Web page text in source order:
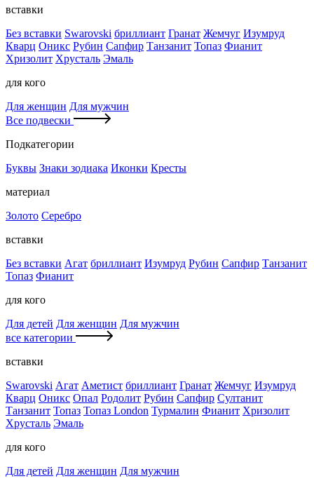
вставки
Без вставки Swarovski бриллиант Гранат Жемчуг Изумруд
Кварц Оникс Рубин Сапфир Танзанит Топаз Фианит
Хризолит Хрусталь Эмаль
для кого
Для женщин Для мужчин
Все подвески
Подкатегории
Буквы Знаки зодиака Иконки Кресты
материал
Золото Серебро
вставки
Без вставки Агат бриллиант Изумруд Рубин Сапфир Танзанит
Топаз Фианит
для кого
Для детей Для женщин Для мужчин
все категории
вставки
Swarovski Агат Аметист бриллиант Гранат Жемчуг Изумруд
Кварц Оникс Опал Родолит Рубин Сапфир Султанит
Танзанит Топаз Топаз London Турмалин Фианит Хризолит
Хрусталь Эмаль
для кого
Для детей Для женщин Для мужчин